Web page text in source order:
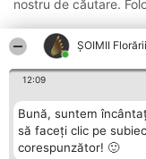
ȘOIMII
12:09
Bună, suntem
să faceți clic pe
corespunzător! 🙂
nostru de căutare.